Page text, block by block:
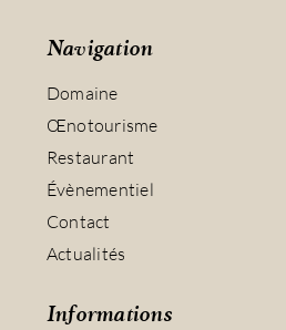
Navigation
Domaine
Œnotourisme
Restaurant
Évènementiel
Contact
Actualités
Informations